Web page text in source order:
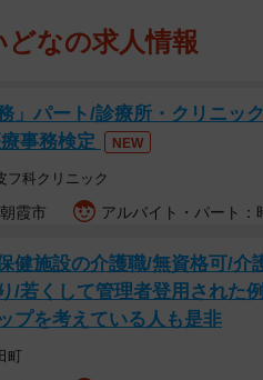
匹が過ごしていた
どなの求人情報
」パート/診療所・クリニッ
事務検定
NEW
フ科クリニック
霞市 アルバイト・パート：
健施設の介護職/無資格可/介
/若くして管理者登用された
プを考えている人も是非
町